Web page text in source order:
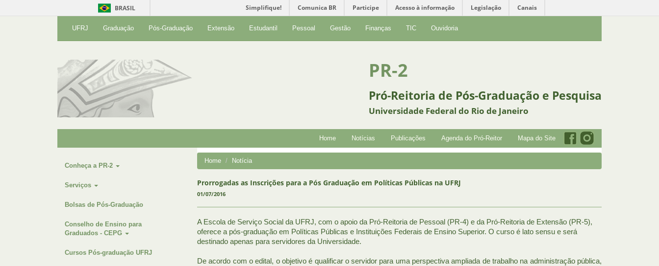
BRASIL Simplifique! Comunica BR Participe Acesso à informação Legislação Canais
UFRJ Graduação Pós-Graduação Extensão Estudantil Pessoal Gestão Finanças TIC Ouvidoria
PR-2
Pró-Reitoria de Pós-Graduação e Pesquisa
Universidade Federal do Rio de Janeiro
Home Notícias Publicações Agenda do Pró-Reitor Mapa do Site
Conheça a PR-2
Serviços
Bolsas de Pós-Graduação
Conselho de Ensino para
Graduados - CEPG
Cursos Pós-graduação UFRJ
Home Notícia
Prorrogadas as Inscrições para a Pós Graduação em Políticas Públicas na UFRJ
01/07/2016
A Escola de Serviço Social da UFRJ, com o apoio da Pró-Reitoria de Pessoal (PR-4) e da Pró-Reitoria de Extensão (PR-5),
oferece a pós-graduação em Políticas Públicas e Instituições Federais de Ensino Superior. O curso é lato sensu e será
destinado apenas para servidores da Universidade.
De acordo com o edital, o objetivo é qualificar o servidor para uma perspectiva ampliada de trabalho na administração pública,